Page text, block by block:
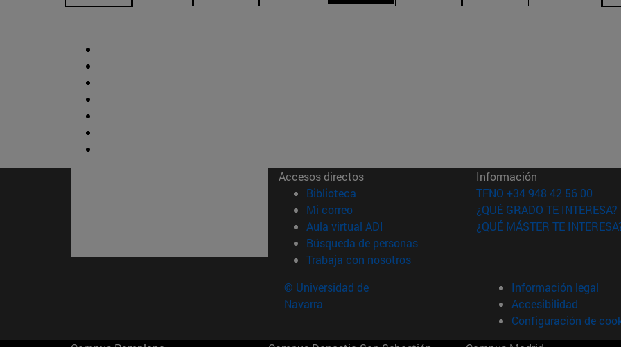
Accesos directos
Biblioteca (abre en nueva ventana)
Mi correo(abre en nueva ventana)
Aula virtual ADI (abre en nueva ventana)
Búsqueda de personas(abre en nueva ventana)
Trabaja con nosotros(abre en nueva ventana)
Información
TFNO +34 948 42 56 00
¿QUÉ GRADO TE INTERESA?
¿QUÉ MÁSTER TE
© Universidad de
Navarra
Información legal
Accesibilidad
Configuración de